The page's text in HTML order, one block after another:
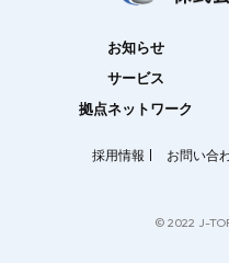
お知らせ
サービス
拠点ネットワーク
採用情報 お問い合
© 2022 J-